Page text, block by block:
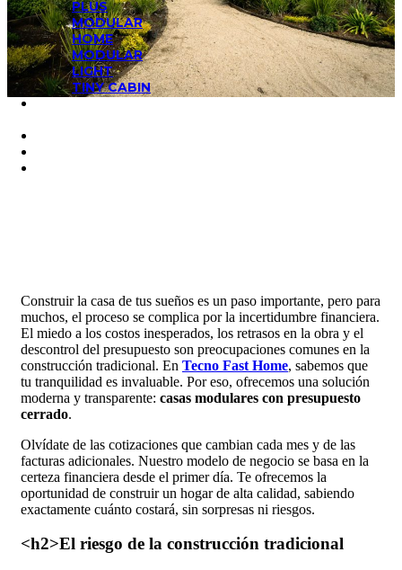
PLUS
MODULAR
HOME
MODULAR
LIGHT
TINY CABIN
Construir la casa de tus sueños es un paso importante, pero para
muchos, el proceso se complica por la incertidumbre financiera.
El miedo a los costos inesperados, los retrasos en la obra y el
descontrol del presupuesto son preocupaciones comunes en la
construcción tradicional. En Tecno Fast Home, sabemos que
tu tranquilidad es invaluable. Por eso, ofrecemos una solución
moderna y transparente: casas modulares con presupuesto
cerrado.
Olvídate de las cotizaciones que cambian cada mes y de las
facturas adicionales. Nuestro modelo de negocio se basa en la
certeza financiera desde el primer día. Te ofrecemos la
oportunidad de construir un hogar de alta calidad, sabiendo
exactamente cuánto costará, sin sorpresas ni riesgos.
<h2>El riesgo de la construcción tradicional